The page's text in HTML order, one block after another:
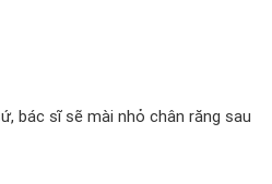
bác sĩ sẽ mài nhỏ chân răng sau